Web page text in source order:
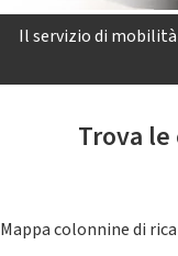
Il servizio di
Trova
Mappa colonnine di